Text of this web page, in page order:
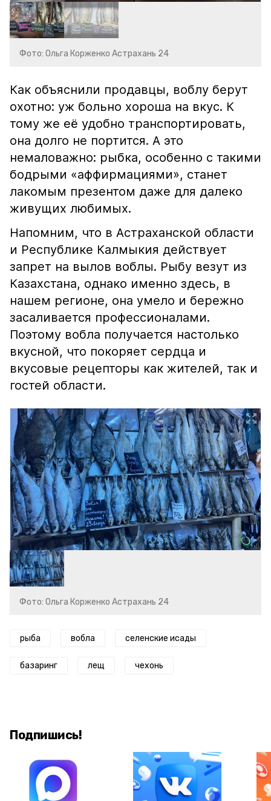
Фото: Ольга Корженко Астрахань 24
Как объяснили продавцы, воблу берут
охотно: уж больно хороша на вкус. К
тому же её удобно транспортировать,
она долго не портится. А это
немаловажно: рыбка, особенно с такими
бодрыми «аффирмациями», станет
лакомым презентом даже для далеко
живущих любимых.
Напомним, что в Астраханской области
и Республике Калмыкия действует
запрет на вылов воблы. Рыбу везут из
Казахстана, однако именно здесь, в
нашем регионе, она умело и бережно
засаливается профессионалами.
Поэтому вобла получается настолько
вкусной, что покоряет сердца и
вкусовые рецепторы как жителей, так и
гостей области.
Фото: Ольга Корженко Астрахань 24
рыба вобла селенские исады
базаринг лещ чехонь
Подпишись!